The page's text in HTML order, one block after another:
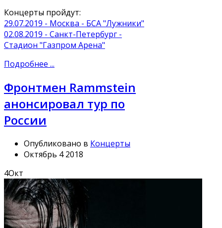
Концерты пройдут:
29.07.2019 - Москва - БСА "Лужники"
02.08.2019 - Санкт-Петербург -
Стадион "Газпром Арена"
Подробнее ...
Фронтмен Rammstein
анонсировал тур по
России
Опубликовано в Концерты
Октябрь 4 2018
4Окт